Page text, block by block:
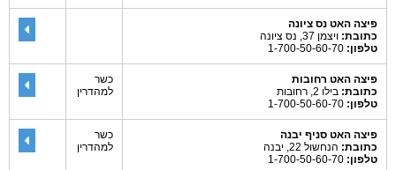
פיצה האט נס ציונה
כתובת: ויצמן 37, נס ציונה
טלפון:
פיצה האט רחובות
כתובת: בילו 2, רחובות
טלפון:
כשר
למהדרין
פיצה האט סניף יבנה
כתובת: הנחשול 22, יבנה
טלפון:
כשר
למהדרין